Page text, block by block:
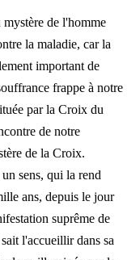
de l'homme
la maladie, car la
important de
frappe à notre
par la Croix du
de notre
de la Croix.
sens, qui la rend
ans, depuis le jour
suprême de
l'accueillir dans sa